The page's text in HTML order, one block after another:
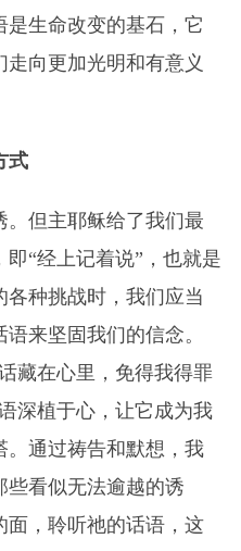
生命改变的基石，它
向更加光明和有意义
式
但主耶稣给了我们最
“经上记着说”，也就是
种挑战时，我们应当
来坚固我们的信念。
藏在心里，免得我得罪
深植于心，让它成为我
。通过祷告和默想，我
些看似无法逾越的诱
面，聆听祂的话语，这